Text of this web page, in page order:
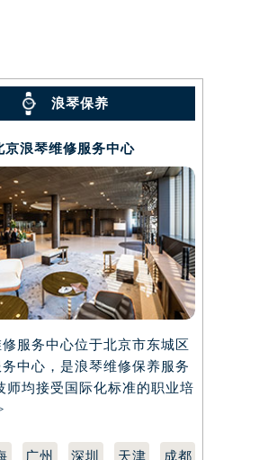
浪琴保养
京浪琴维修服务中心
服务中心位于北京市东城区
中心，是浪琴维修保养服务
师均接受国际化标准的职业培
广州 深圳 天津 成都